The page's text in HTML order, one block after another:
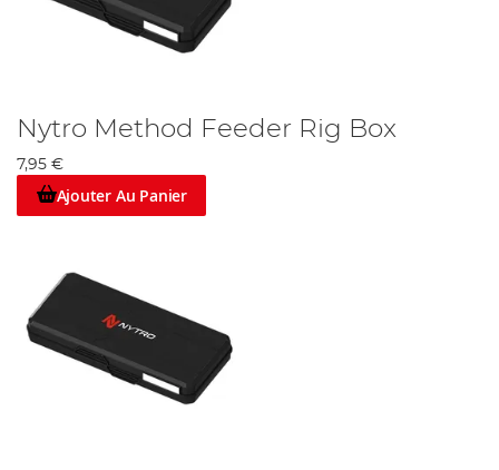
Nytro Method Feeder Rig Box
7,95 €
Ajouter Au Panier